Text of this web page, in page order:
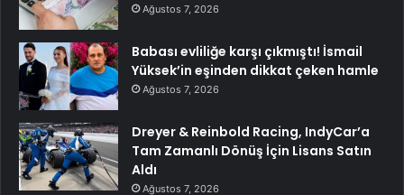
Ağustos 7, 2026
Babası evliliğe karşı çıkmıştı! İsmail
Yüksek’in eşinden dikkat çeken hamle
Ağustos 7, 2026
Dreyer & Reinbold Racing, IndyCar’a
Tam Zamanlı Dönüş İçin Lisans Satın
Aldı
Ağustos 7, 2026